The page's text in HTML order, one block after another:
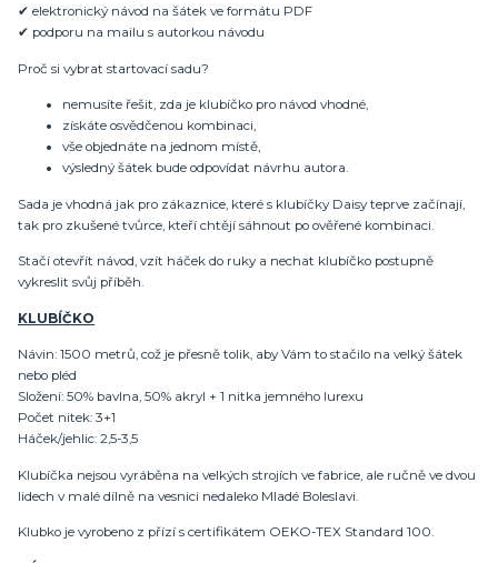
✔ elektronický návod na šátek ve formátu PDF
✔ podporu na mailu s autorkou návodu
Proč si vybrat startovací sadu?
nemusíte řešit, zda je klubíčko pro návod vhodné,
získáte osvědčenou kombinaci,
vše objednáte na jednom místě,
výsledný šátek bude odpovídat návrhu autora.
Sada je vhodná jak pro zákaznice, které s klubíčky Daisy teprve začínají,
tak pro zkušené tvůrce, kteří chtějí sáhnout po ověřené kombinaci.
Stačí otevřít návod, vzít háček do ruky a nechat klubíčko postupně
vykreslit svůj příběh.
KLUBÍČKO
Návin: 1500 metrů, což je přesně tolik, aby Vám to stačilo na velký šátek
nebo pléd
Složení: 50% bavlna, 50% akryl + 1 nitka jemného lurexu
Počet nitek: 3+1
Háček/jehlic: 2,5-3,5
Klubíčka nejsou vyráběna na velkých strojích ve fabrice, ale ručně ve dvou
lidech v malé dílně na vesnici nedaleko Mladé Boleslavi.
Klubko je vyrobeno z přízí s certifikátem OEKO-TEX Standard 100.